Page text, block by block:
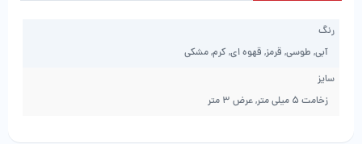
رنگ
آبی, طوسی, قرمز, قهوه ای, کرم, مشکی
سایز
زخامت 5 میلی متر, عرض 3 متر